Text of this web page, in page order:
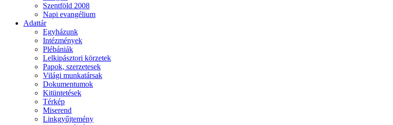
Szentföld 2008
Napi evangélium
Adattár
Egyházunk
Intézmények
Plébániák
Lelkipásztori körzetek
Papok, szerzetesek
Világi munkatársak
Dokumentumok
Kitüntetések
Térkép
Miserend
Linkgyűjtemény